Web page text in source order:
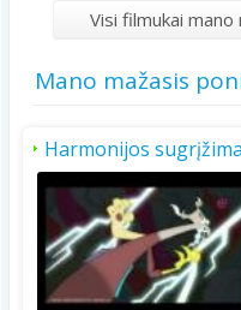
Visi filmukai
Mano mažasis
Harmonijos